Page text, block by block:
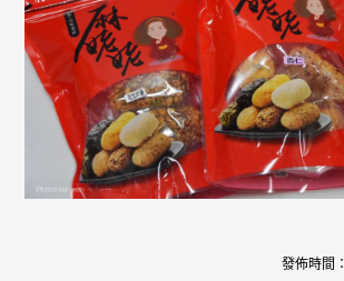
發佈時間：